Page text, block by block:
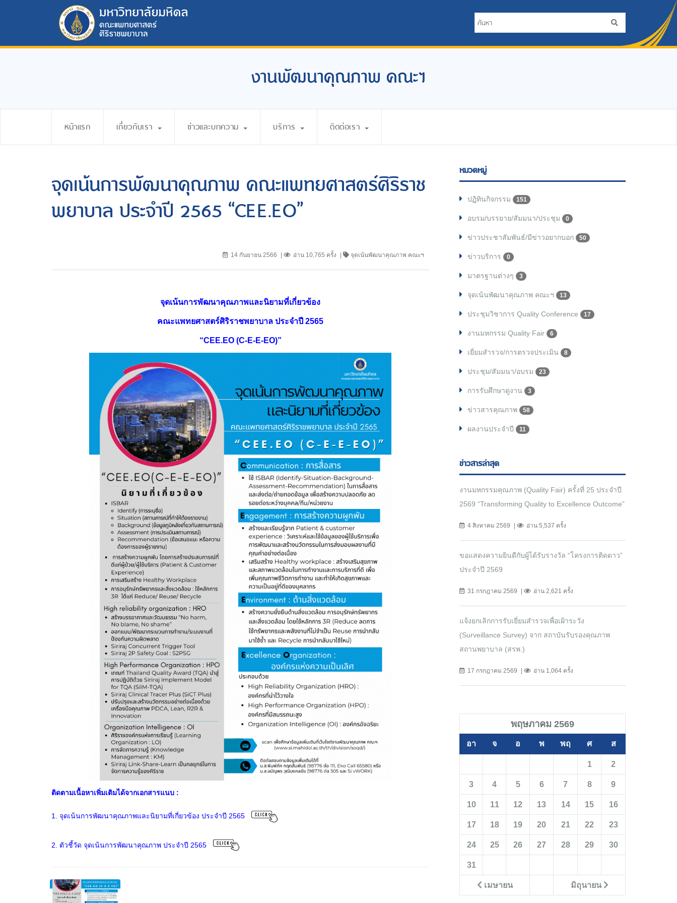
งานพัฒนาคุณภาพ คณะฯ
หน้าแรก เกี่ยวกับเรา ข่าวและบทความ บริการ ติดต่อเรา
จุดเน้นการพัฒนาคุณภาพ คณะแพทยศาสตร์ศิริราช
พยาบาล ประจำปี 2565 “CEE.EO”
14 กันยายน 2566 อ่าน 10,765 ครั้ง จุดเน้นพัฒนาคุณภาพ คณะฯ
จุดเน้นการพัฒนาคุณภาพและนิยามที่เกี่ยวข้อง
คณะแพทยศาสตร์ศิริราชพยาบาล ประจำปี 2565
“CEE.EO (C-E-E-EO)”
ติดตามเนื้อหาเพิ่มเติมได้จากเอกสารแนบ :
1. จุดเน้นการพัฒนาคุณภาพและนิยามที่เกี่ยวข้อง ประจำปี 2565
2. ตัวชี้วัด จุดเน้นการพัฒนาคุณภาพ ประจำปี 2565
หมวดหมู่
ปฏิทินกิจกรรม 151
อบรม/บรรยาย/สัมมนา/ประชุม 0
ข่าวประชาสัมพันธ์/มีข่าวอยากบอก 50
ข่าวบริการ 0
มาตรฐานต่างๆ 3
จุดเน้นพัฒนาคุณภาพ คณะฯ 13
ประชุมวิชาการ Quality Conference 17
งานมหกรรม Quality Fair 6
เยี่ยมสำรวจ/การตรวจประเมิน 8
ประชุม/สัมมนา/อบรม 23
การรับศึกษาดูงาน 3
ข่าวสารคุณภาพ 58
ผลงานประจำปี 11
ข่าวสารล่าสุด
งานมหกรรมคุณภาพ (Quality Fair) ครั้งที่ 25 ประจำปี
2569 “Transforming Quality to Excellence Outcome”
4 สิงหาคม 2569 อ่าน 5,537 ครั้ง
ขอแสดงความยินดีกับผู้ได้รับรางวัล “โครงการติดดาว”
ประจำปี 2569
31 กรกฎาคม 2569 อ่าน 2,621 ครั้ง
แจ้งยกเลิกการรับเยี่ยมสำรวจเพื่อเฝ้าระวัง
(Surveillance Survey) จาก สถาบันรับรองคุณภาพ
สถานพยาบาล (สรพ.)
17 กรกฎาคม 2569 อ่าน 1,064 ครั้ง
พฤษภาคม 2569
อา จ อ พ พฤ ศ ส
เมษายน มิถุนายน
1 2
3 4 5 6 7 8 9
10 11 12 13 14 15 16
17 18 19 20 21 22 23
24 25 26 27 28 29 30
31